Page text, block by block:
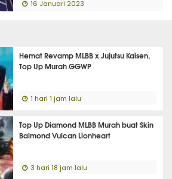
16 Januari 2023
Hemat Revamp MLBB x Jujutsu Kaisen,
Top Up Murah GGWP
1 hari 1 jam lalu
Top Up Diamond MLBB Murah buat Skin
Balmond Vulcan Lionheart
3 hari 18 jam lalu